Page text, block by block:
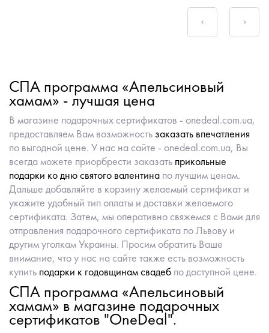
СПА программа «Апельсиновый
хамам» - лучшая цена
В магазине подарочных сертификатов - onedeal.com.ua,
предоставляем Вам возможность заказать впечатления
по выгодной цене. У нас на сайте - onedeal.com.ua, Вы
всегда можете приорбрести заказать прикольные
подарки ко дню святого валентина по лучшим ценам.
Дальше добавляйте в корзину желаемый сертификат и
укажите удобный тип оплаты и доставки желаемого
сертификата. Затем, мы оперативно свяжемся с Вами для
отправления подарочного сертификата по Львову и
другим уголкам Украины. Просим обратить Ваше
внимание, что у нас на сайте также есть возможность
купить подарки к годовщинам свадеб по доступной цене.
СПА программа «Апельсиновый
хамам» в магазине подарочных
сертификатов "OneDeal".